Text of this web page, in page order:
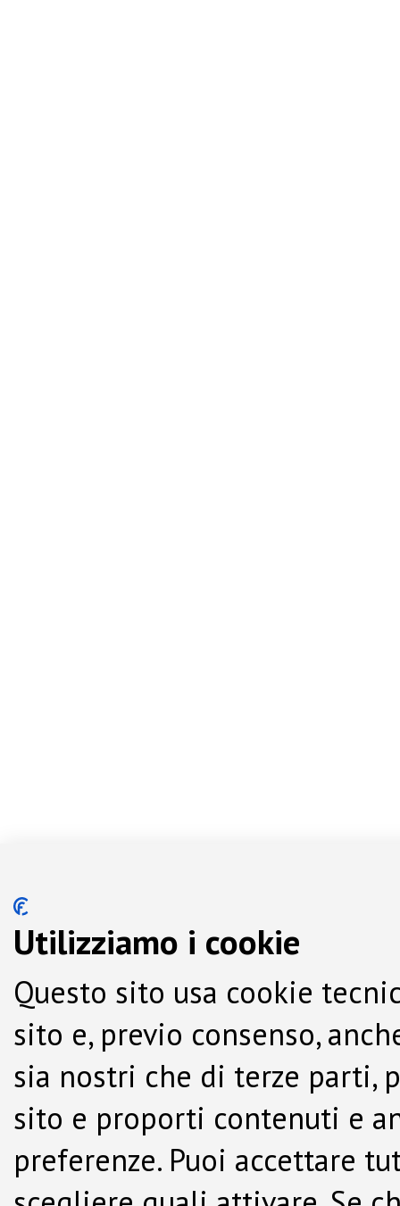
Utilizziamo i cookie
Questo sito usa cookie
sito e, previo consenso,
sia nostri che di terze parti,
sito e proporti contenuti e
preferenze. Puoi accettare